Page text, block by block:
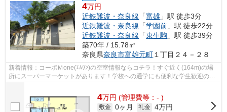
4万円
近鉄難波・奈良線 「富雄 」駅 徒歩3分
近鉄難波・奈良線 「学園前 」駅 徒歩22分
近鉄難波・奈良線 「東生駒 」駅 徒歩39分
築70年 / 15.78㎡
奈良県奈良市富雄元町 １丁目２４－２８
新着情報：コーポＭone(ｴﾑﾜﾝ)の空室情報ならコチラ！すぐ近く(164m)の場
所にスーパーマーケットがあります！学校への通学にも便利な学生歓迎の住
4万円 (管理費等：- )
敷金 0ヶ月 礼金 4万円